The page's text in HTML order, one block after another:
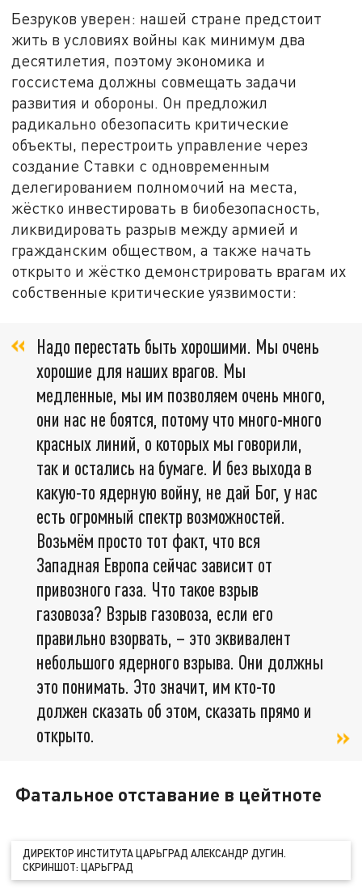
Безруков уверен: нашей стране предстоит
жить в условиях войны как минимум два
десятилетия, поэтому экономика и
госсистема должны совмещать задачи
развития и обороны. Он предложил
радикально обезопасить критические
объекты, перестроить управление через
создание Ставки с одновременным
делегированием полномочий на места,
жёстко инвестировать в биобезопасность,
ликвидировать разрыв между армией и
гражданским обществом, а также начать
открыто и жёстко демонстрировать врагам их
собственные критические уязвимости:
Надо перестать быть хорошими. Мы очень
хорошие для наших врагов. Мы
медленные, мы им позволяем очень много,
они нас не боятся, потому что много-много
красных линий, о которых мы говорили,
так и остались на бумаге. И без выхода в
какую-то ядерную войну, не дай Бог, у нас
есть огромный спектр возможностей.
Возьмём просто тот факт, что вся
Западная Европа сейчас зависит от
привозного газа. Что такое взрыв
газовоза? Взрыв газовоза, если его
правильно взорвать, – это эквивалент
небольшого ядерного взрыва. Они должны
это понимать. Это значит, им кто-то
должен сказать об этом, сказать прямо и
открыто.
Фатальное отставание в цейтноте
ДИРЕКТОР ИНСТИТУТА ЦАРЬГРАД АЛЕКСАНДР ДУГИН.
СКРИНШОТ: ЦАРЬГРАД